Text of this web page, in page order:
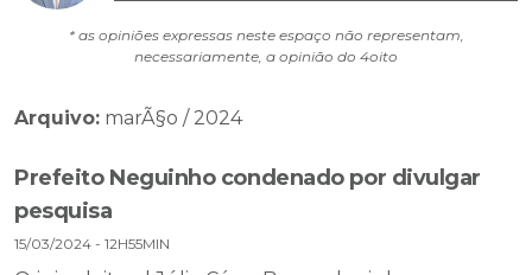
* as opiniões expressas neste espaço não representam,
necessariamente, a opinião do 4oito
Arquivo: marÃ§o / 2024
Prefeito Neguinho condenado por divulgar
pesquisa
15/03/2024 - 12H55MIN